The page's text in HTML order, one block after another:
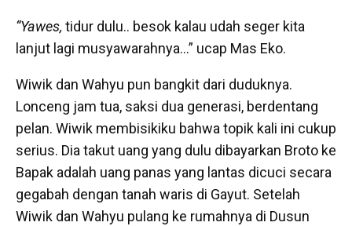
“Yawes, tidur dulu.. besok kalau udah seger kita
lanjut lagi musyawarahnya…” ucap Mas Eko.
Wiwik dan Wahyu pun bangkit dari duduknya.
Lonceng jam tua, saksi dua generasi, berdentang
pelan. Wiwik membisikiku bahwa topik kali ini cukup
serius. Dia takut uang yang dulu dibayarkan Broto ke
Bapak adalah uang panas yang lantas dicuci secara
gegabah dengan tanah waris di Gayut. Setelah
Wiwik dan Wahyu pulang ke rumahnya di Dusun